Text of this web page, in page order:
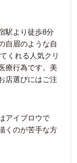
駅より徒歩8分
自眉のような自
くれる人気クリ
療行為です。美
店選びにはご注
アイブロウで
くのが苦手な方